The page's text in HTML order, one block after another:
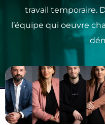
Contact
travail temporaire.
l’équipe qui oeuvre